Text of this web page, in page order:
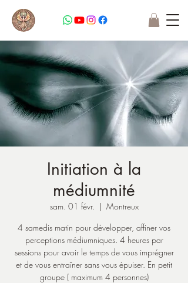
Initiation à la
médiumnité
sam. 01 févr.
  |
Montreux
4 samedis matin pour développer, affiner vos
perceptions médiumniques. 4 heures par
sessions pour avoir le temps de vous imprégner
et de vous entraîner sans vous épuiser. En petit
groupe ( maximum 4 personnes)